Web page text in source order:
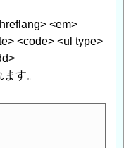
<em>
<code> <ul type>
す。